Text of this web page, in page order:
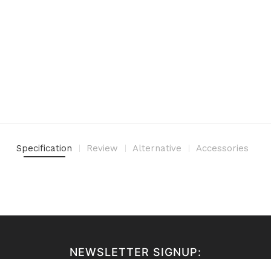
Specification Review Alternative Accessories
NEWSLETTER SIGNUP: